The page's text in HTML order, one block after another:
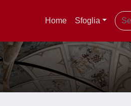
Home Sfoglia